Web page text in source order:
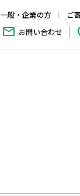
一般・企業の方 ご
お問い合わせ